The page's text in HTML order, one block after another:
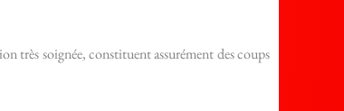
très soignée, constituent assurément des coups